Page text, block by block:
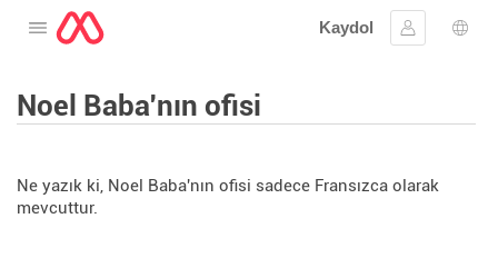
Menüyü aç
Kaydol
Oturum aç
Dil
Noel Baba'nın ofisi
Ne yazık ki, Noel Baba'nın ofisi sadece Fransızca olarak
mevcuttur.